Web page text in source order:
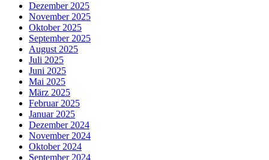
Dezember 2025
November 2025
Oktober 2025
September 2025
August 2025
Juli 2025
Juni 2025
Mai 2025
März 2025
Februar 2025
Januar 2025
Dezember 2024
November 2024
Oktober 2024
September 2024